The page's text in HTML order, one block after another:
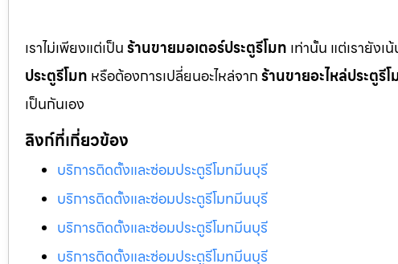
เราไม่เพียงแต่เป็นร้านขายมอเตอร์ประตูรีโมท เท่านั้น แต่เรายัง
ประตูรีโมท หรือต้องการเปลี่ยนอะไหล่จากร้านขายอะไหล่ประตูรีโ
เป็นกันเอง
ลิงก์ที่เกี่ยวข้อง
บริการติดตั้งและซ่อมประตูรีโมทมีนบุรี
บริการติดตั้งและซ่อมประตูรีโมทมีนบุรี
บริการติดตั้งและซ่อมประตูรีโมทมีนบุรี
บริการติดตั้งและซ่อมประตูรีโมทมีนบุรี